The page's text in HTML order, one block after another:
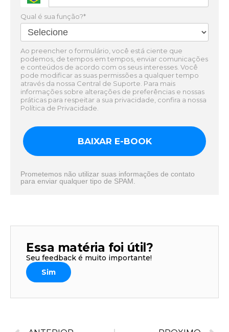
Qual é sua função?*
Ao preencher o formulário, você está ciente que
podemos, de tempos em tempos, enviar comunicações
e conteúdos de acordo com os seus interesses. Você
pode modificar as suas permissões a qualquer tempo
através da nossa Central de Suporte. Para mais
informações sobre alterações de preferências e nossas
práticas para respeitar a sua privacidade, confira a nossa
Política de Privacidade.
BAIXAR E-BOOK
Prometemos não utilizar suas informações de contato
para enviar qualquer tipo de SPAM.
Essa matéria foi útil?
Seu feedback é muito importante!
Sim